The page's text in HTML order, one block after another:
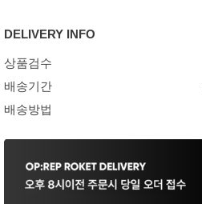
DELIVERY INFO
상품검수
배송기간
배송방법